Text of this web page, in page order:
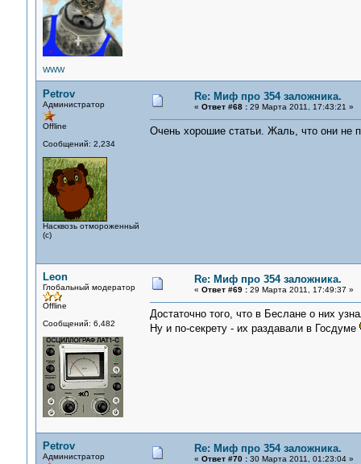
WWW
Petrov
Администратор
Offline
Сообщений: 2,234
Насквозь отмороженный
(с)
Re: Миф про 354 заложника.
« Ответ #68 :29 Марта 2011, 17:43:21 »
Очень хорошие статьи. Жаль, что они не
Leon
Глобальный модератор
Offline
Сообщений: 6,482
Re: Миф про 354 заложника.
« Ответ #69 :29 Марта 2011, 17:49:37 »
Достаточно того, что в Беслане о них
Ну и по-секрету - их раздавали в Госдуме
Petrov
Администратор
Re: Миф про 354 заложника.
« Ответ #70 :30 Марта 2011, 01:23:04 »